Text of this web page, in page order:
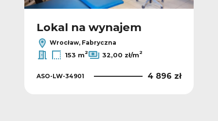
Lokal na wynajem
Wrocław, Fabryczna
153 m2 32,00 zł/m2
ASO-LW-34901 4 896 zł